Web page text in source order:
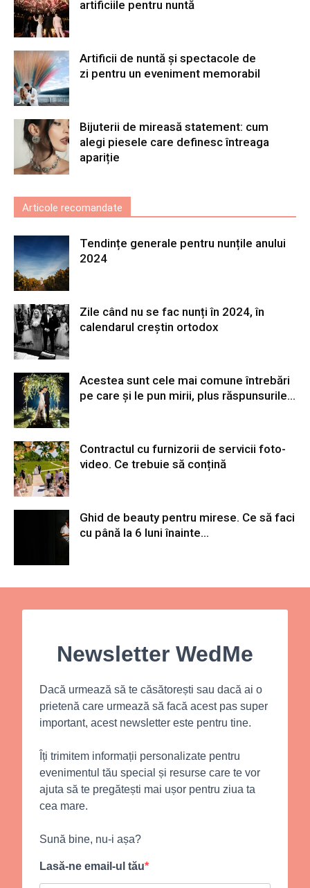
artificiile pentru nuntă
Artificii de nuntă și spectacole de
zi pentru un eveniment memorabil
Bijuterii de mireasă statement: cum
alegi piesele care definesc întreaga
apariție
Articole recomandate
Tendințe generale pentru nunțile anului
2024
Zile când nu se fac nunți în 2024, în
calendarul creștin ortodox
Acestea sunt cele mai comune întrebări
pe care și le pun mirii, plus răspunsurile...
Contractul cu furnizorii de servicii foto-
video. Ce trebuie să conțină
Ghid de beauty pentru mirese. Ce să faci
cu până la 6 luni înainte...
Newsletter WedMe
Dacă urmează să te căsătorești sau dacă ai o
prietenă care urmează să facă acest pas super
important, acest newsletter este pentru tine.
Îți trimitem informații personalizate pentru
evenimentul tău special și resurse care te vor
ajuta să te pregătești mai ușor pentru ziua ta
cea mare.
Sună bine, nu-i așa?
Lasă-ne email-ul tău